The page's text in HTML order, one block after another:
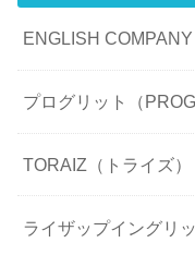
ENGLISH
プログリット（
TORAIZ（トライズ）
ライザップイングリ